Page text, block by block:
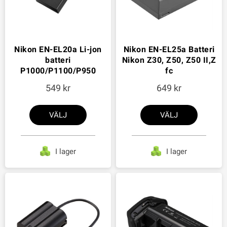
Nikon EN-EL20a Li-jon
batteri
P1000/P1100/P950
549
VÄLJ
I lager
Nikon EN-EL25a Batteri
Nikon Z30, Z50, Z50 II,Z
fc
649
VÄLJ
I lager